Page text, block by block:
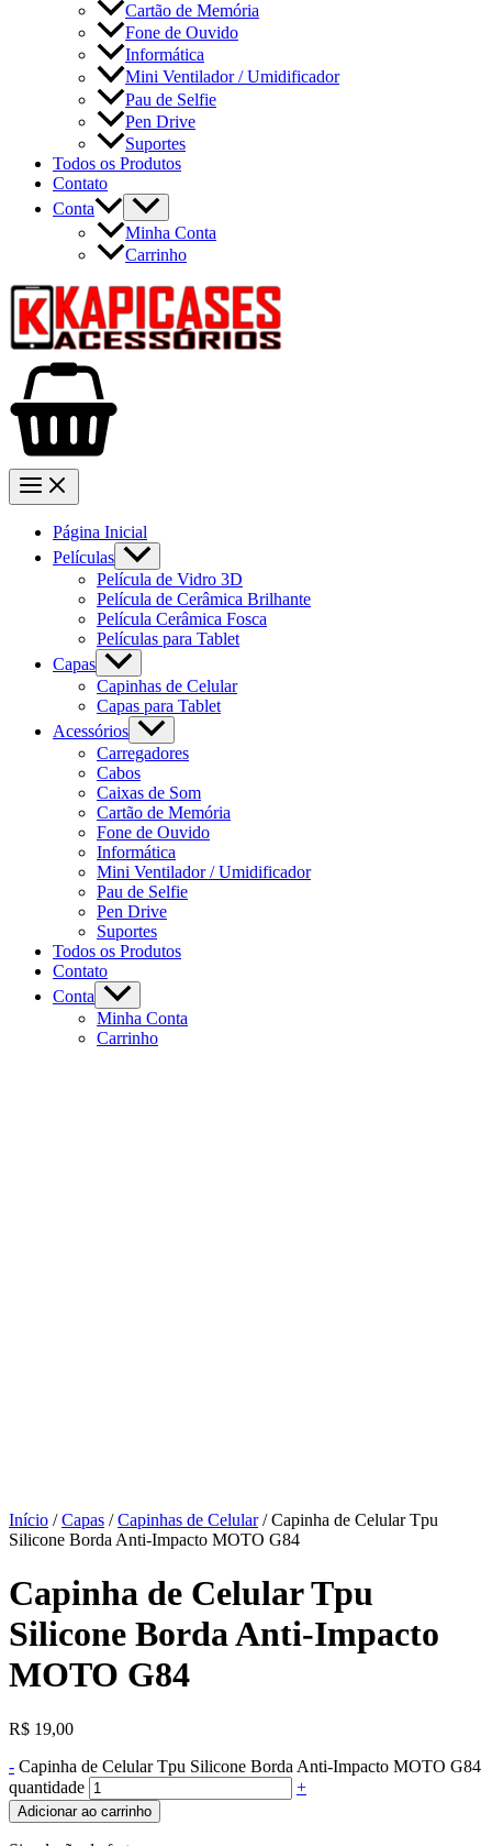
Cartão de Memória
Fone de Ouvido
Informática
Mini Ventilador / Umidificador
Pau de Selfie
Pen Drive
Suportes
Todos os Produtos
Contato
Conta
Minha Conta
Carrinho
Página Inicial
Películas
Película de Vidro 3D
Película de Cerâmica Brilhante
Película Cerâmica Fosca
Películas para Tablet
Capas
Capinhas de Celular
Capas para Tablet
Acessórios
Carregadores
Cabos
Caixas de Som
Cartão de Memória
Fone de Ouvido
Informática
Mini Ventilador / Umidificador
Pau de Selfie
Pen Drive
Suportes
Todos os Produtos
Contato
Conta
Minha Conta
Carrinho
Início /Capas /Capinhas de Celular/ Capinha de Celular Tpu
Silicone Borda Anti-Impacto MOTO G84
Capinha de Celular Tpu
Silicone Borda Anti-Impacto
MOTO G84
R$ 19,00
- Capinha de Celular Tpu Silicone Borda Anti-Impacto MOTO G84
quantidade
+
Adicionar ao carrinho